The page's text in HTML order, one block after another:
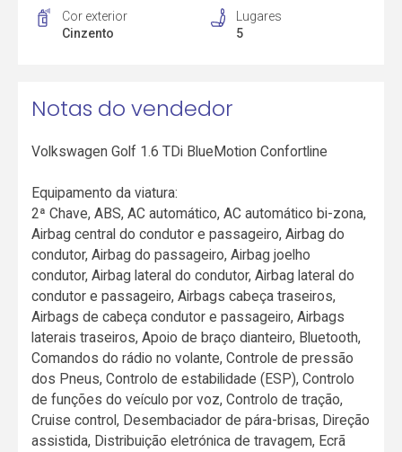
Cor exterior
Cinzento
Lugares
5
Notas do vendedor
Volkswagen Golf 1.6 TDi BlueMotion Confortline
Equipamento da viatura:
2ª Chave, ABS, AC automático, AC automático bi-zona,
Airbag central do condutor e passageiro, Airbag do
condutor, Airbag do passageiro, Airbag joelho
condutor, Airbag lateral do condutor, Airbag lateral do
condutor e passageiro, Airbags cabeça traseiros,
Airbags de cabeça condutor e passageiro, Airbags
laterais traseiros, Apoio de braço dianteiro, Bluetooth,
Comandos do rádio no volante, Controle de pressão
dos Pneus, Controlo de estabilidade (ESP), Controlo
de funções do veículo por voz, Controlo de tração,
Cruise control, Desembaciador de pára-brisas, Direção
assistida, Distribuição eletrónica de travagem, Ecrã